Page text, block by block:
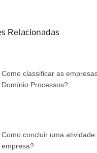
Relacionadas
Como classificar as
Domínio Processos?
Como concluir uma atividade
empresa?